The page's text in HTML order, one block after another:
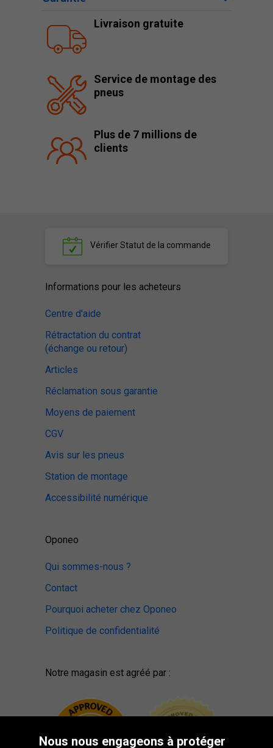
Livraison gratuite
Service de montage des
pneus
Plus de 7 millions de
clients
VérifierStatut de la commande
Informations pour les acheteurs
Centre d'aide
Rétractation du contrat
(échange ou retour)
Articles
Réclamation sous garantie
Moyens de paiement
CGV
Avis sur les pneus
Station de montage
Accessibilité numérique
Oponeo
Qui sommes-nous ?
Contact
Pourquoi acheter chez Oponeo
Politique de confidentialité
Notre magasin est agréé par :
Nous nous engageons à protéger